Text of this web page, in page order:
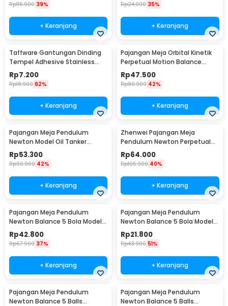
Rp116.900 39%
+ Keranjang
Rp24.000 35%
+ Keranjang
Taffware Gantungan Dinding
Tempel Adhesive Stainless
Steel 6 PCS - ST40
Rp7.200
Rp18.900 62%
+ Keranjang
Pajangan Meja Orbital Kinetik
Perpetual Motion Balance
Physics - NR31TX
Rp47.500
Rp80.900 42%
+ Keranjang
Pajangan Meja Pendulum
Newton Model Oil Tanker
Perpetual Debate - B101
Rp53.300
Rp90.900 42%
+ Keranjang
Zhenwei Pajangan Meja
Pendulum Newton Perpetual
Model Ferris Wheel - ZPW
Rp64.000
Rp105.900 40%
+ Keranjang
Pajangan Meja Pendulum
Newton Balance 5 Bola Model
Arched M - ZY02
Rp42.800
Rp67.900 37%
+ Keranjang
Pajangan Meja Pendulum
Newton Balance 5 Bola Model
Arched S - ZY02
Rp21.800
Rp43.900 51%
+ Keranjang
Pajangan Meja Pendulum
Newton Balance 5 Balls
Pajangan Meja Pendulum
Newton Balance 5 Balls